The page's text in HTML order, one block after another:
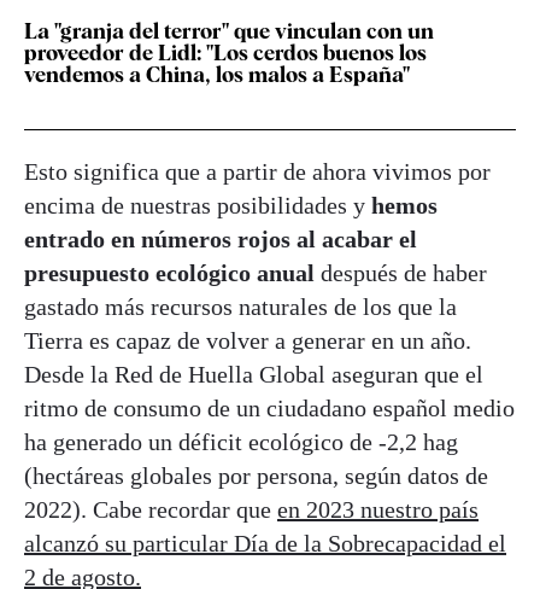
La "granja del terror" que vinculan con un
proveedor de Lidl: "Los cerdos buenos los
vendemos a China, los malos a España"
Esto significa que a partir de ahora vivimos por
encima de nuestras posibilidades y hemos
entrado en números rojos al acabar el
presupuesto ecológico anual después de haber
gastado más recursos naturales de los que la
Tierra es capaz de volver a generar en un año.
Desde la Red de Huella Global aseguran que el
ritmo de consumo de un ciudadano español medio
ha generado un déficit ecológico de -2,2 hag
(hectáreas globales por persona, según datos de
2022). Cabe recordar que en 2023 nuestro país
alcanzó su particular Día de la Sobrecapacidad el
2 de agosto.